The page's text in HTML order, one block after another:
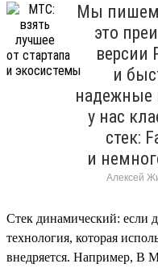
Мы пишем
это
версии
и
надежные
у нас
стек:
и
Алексей
Стек динамический: если
технология, которая
внедряется. Например, В